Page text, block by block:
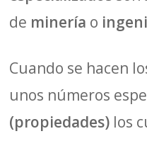
de minería o
Cuando se hacen
unos números
(propiedades) los